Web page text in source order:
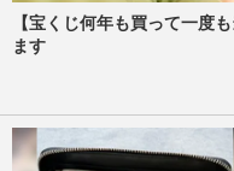
【宝くじ何年も買って一度
ます